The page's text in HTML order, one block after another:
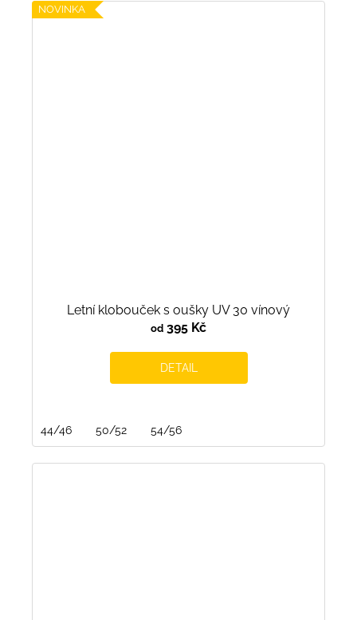
NOVINKA
Letní klobouček s oušky UV 30 vínový
od 395 Kč
DETAIL
44/46 50/52 54/56